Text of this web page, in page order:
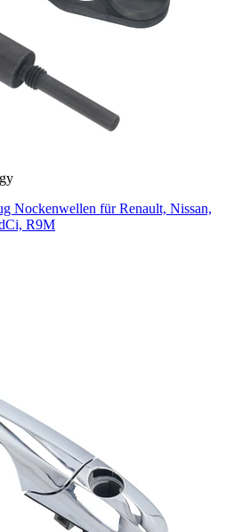
Nockenwellen für Renault, Nissan,
R9M